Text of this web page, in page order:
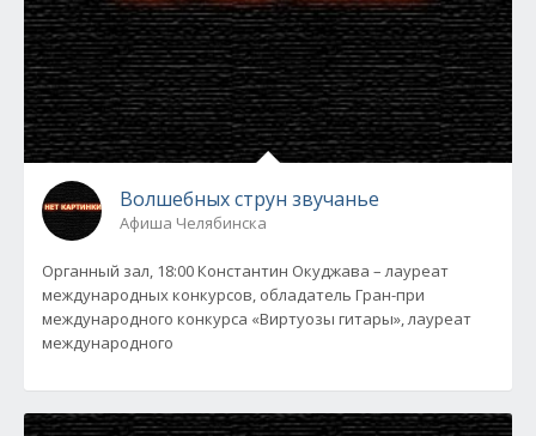
Волшебных струн звучанье
Афиша Челябинска
Органный зал, 18:00 Константин Окуджава – лауреат
международных конкурсов, обладатель Гран-при
международного конкурса «Виртуозы гитары», лауреат
международного